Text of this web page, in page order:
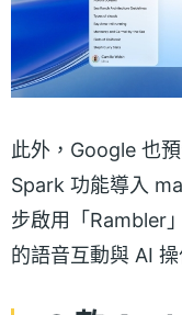
此外，Google 也
Spark 功能導入
步啟用「Rambler
的語音互動與 AI 操